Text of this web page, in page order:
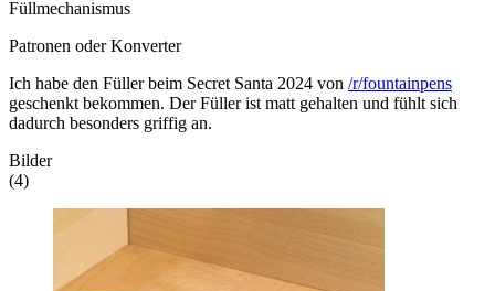
Füllmechanismus
Patronen oder Konverter
Ich habe den Füller beim Secret Santa 2024 von /r/fountainpens
geschenkt bekommen. Der Füller ist matt gehalten und fühlt sich
dadurch besonders griffig an.
Bilder
(4)